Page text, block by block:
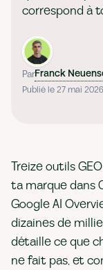
correspond à
ParFranck
Publié le 27 mai
Treize outils
ta marque dans
Google AI
dizaines de
détaille ce que
ne fait pas, et